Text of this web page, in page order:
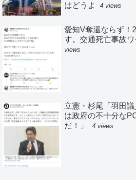
はどうよ
4 views
愛知V奪還ならず！
す。交通死亡事故ワ
views
立憲・杉尾「羽田
は政府の不十分な
だ！」
4 views